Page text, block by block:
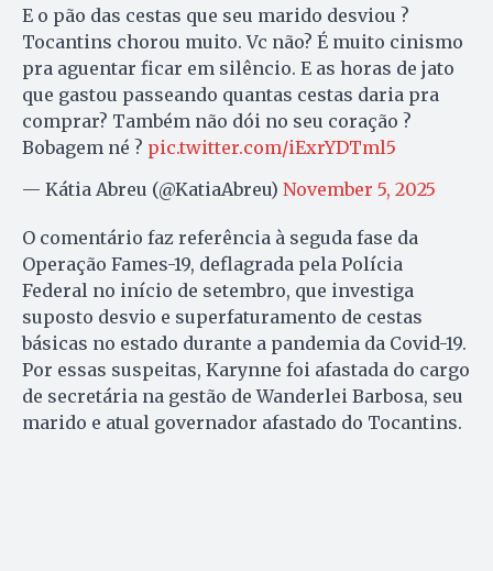
E o pão das cestas que seu marido desviou ?
Tocantins chorou muito. Vc não? É muito cinismo
pra aguentar ficar em silêncio. E as horas de jato
que gastou passeando quantas cestas daria pra
comprar? Também não dói no seu coração ?
Bobagem né ? pic.twitter.com/iExrYDTml5
— Kátia Abreu (@KatiaAbreu) November 5, 2025
O comentário faz referência à seguda fase da
Operação Fames-19, deflagrada pela Polícia
Federal no início de setembro, que investiga
suposto desvio e superfaturamento de cestas
básicas no estado durante a pandemia da Covid-19.
Por essas suspeitas, Karynne foi afastada do cargo
de secretária na gestão de Wanderlei Barbosa, seu
marido e atual governador afastado do Tocantins.